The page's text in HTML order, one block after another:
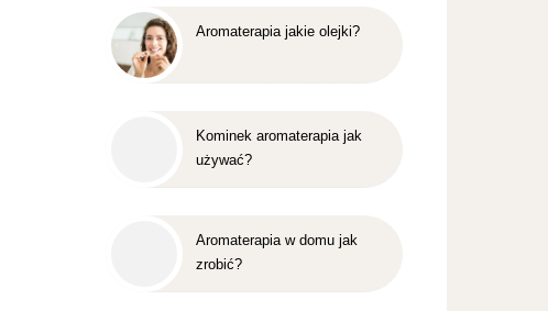
Aromaterapia jakie olejki?
Kominek aromaterapia jak
używać?
Aromaterapia w domu jak
zrobić?